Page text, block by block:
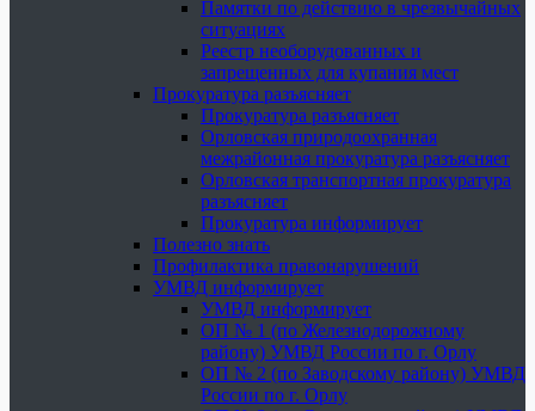
Памятки по действию в чрезвычайных
ситуациях
Реестр необорудованных и
запрещенных для купания мест
Прокуратура разъясняет
Прокуратура разъясняет
Орловская природоохранная
межрайонная прокуратура разъясняет
Орловская транспортная прокуратура
разъясняет
Прокуратура информирует
Полезно знать
Профилактика правонарушений
УМВД информирует
УМВД информирует
ОП № 1 (по Железнодорожному
району) УМВД России по г. Орлу
ОП № 2 (по Заводскому району) УМВД
России по г. Орлу